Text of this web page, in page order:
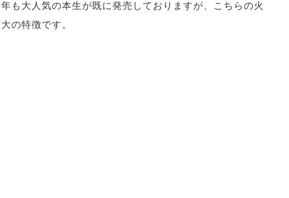
も大人気の本生が既に発売しておりますが、こちらの火
の特徴です。